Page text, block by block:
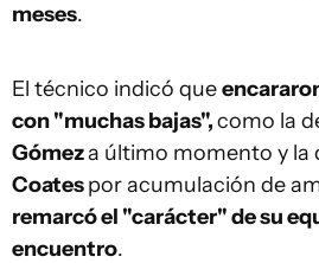
meses.
El técnico indicó que
con "muchas bajas",como la
Gómeza último momento y la
Coatespor acumulación de
remarcó el "carácter" de su
encuentro.